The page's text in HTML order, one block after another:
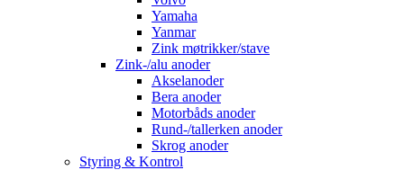
Yamaha
Yanmar
Zink møtrikker/stave
Zink-/alu anoder
Akselanoder
Bera anoder
Motorbåds anoder
Rund-/tallerken anoder
Skrog anoder
Styring & Kontrol